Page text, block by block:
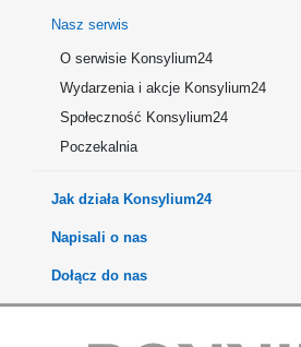
Nasz serwis
O serwisie Konsylium24
Wydarzenia i akcje Konsylium24
Społeczność Konsylium24
Poczekalnia
Jak działa Konsylium24
Napisali o nas
Dołącz do nas